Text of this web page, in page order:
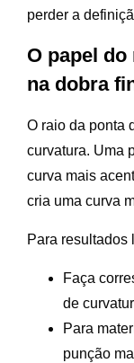
perder a
O papel
na dobra
O raio da ponta
curvatura. Uma
curva mais
cria uma curva
Para resultados
Faça
de
Para
punção